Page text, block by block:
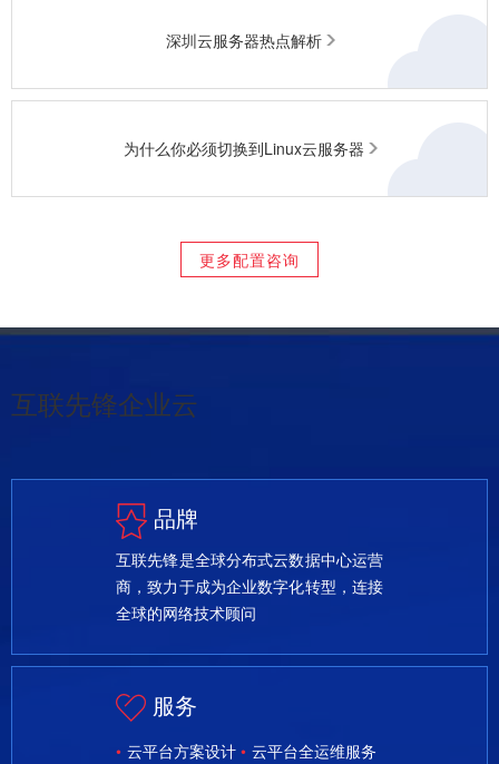
深圳云服务器热点解析
为什么你必须切换到Linux云服务器
更多配置咨询
互联先锋企业云
品牌
互联先锋是全球分布式云数据中心运营
商，致力于成为企业数字化转型，连接
全球的网络技术顾问
服务
云平台方案设计
云平台全运维服务